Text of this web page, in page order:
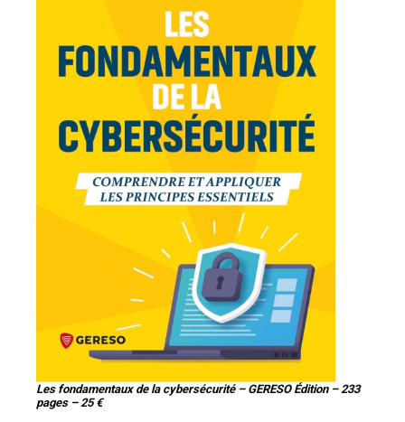
Les fondamentaux de la cybersécurité – GERESO Édition – 233
pages – 25 €